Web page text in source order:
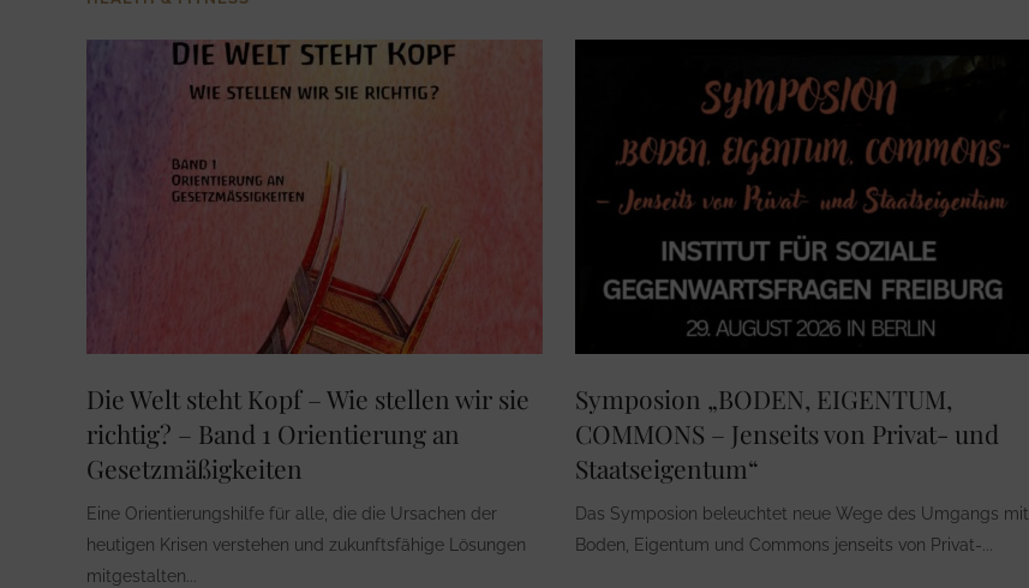
Die Welt steht Kopf – Wie stellen wir sie
richtig? – Band 1 Orientierung an
Gesetzmäßigkeiten
Eine Orientierungshilfe für alle, die die Ursachen der
heutigen Krisen verstehen und zukunftsfähige Lösungen
mitgestalten
Symposion „BODEN, EIGENTUM,
COMMONS – Jenseits von Privat- und
Staatseigentum“
Das Symposion beleuchtet neue Wege des Umgangs mit
Boden, Eigentum und Commons jenseits von Privat-